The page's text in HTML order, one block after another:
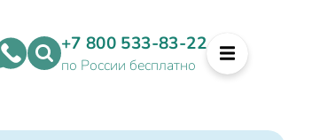
+7 800 533-83-22
по России бесплатно